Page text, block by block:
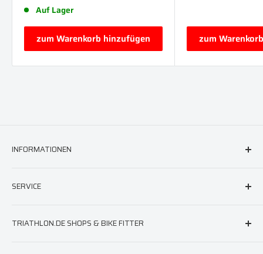
Auf Lager
zum Warenkorb hinzufügen zum
INFORMATIONEN
AGB
Widerruf
SERVICE
Neoprenberatung
TRIATHLON.DE SHOPS & BIKE FITTER